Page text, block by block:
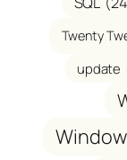
Twenty
update